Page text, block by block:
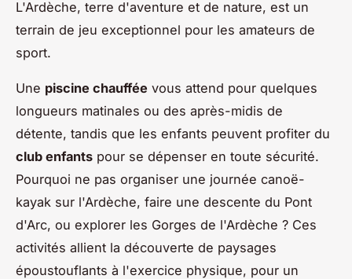
L'Ardèche, terre d'aventure et de nature, est un
terrain de jeu exceptionnel pour les amateurs de
sport.
Une piscine chauffée vous attend pour quelques
longueurs matinales ou des après-midis de
détente, tandis que les enfants peuvent profiter du
club enfants pour se dépenser en toute sécurité.
Pourquoi ne pas organiser une journée canoë-
kayak sur l'Ardèche, faire une descente du Pont
d'Arc, ou explorer les Gorges de l'Ardèche ? Ces
activités allient la découverte de paysages
époustouflants à l'exercice physique, pour un